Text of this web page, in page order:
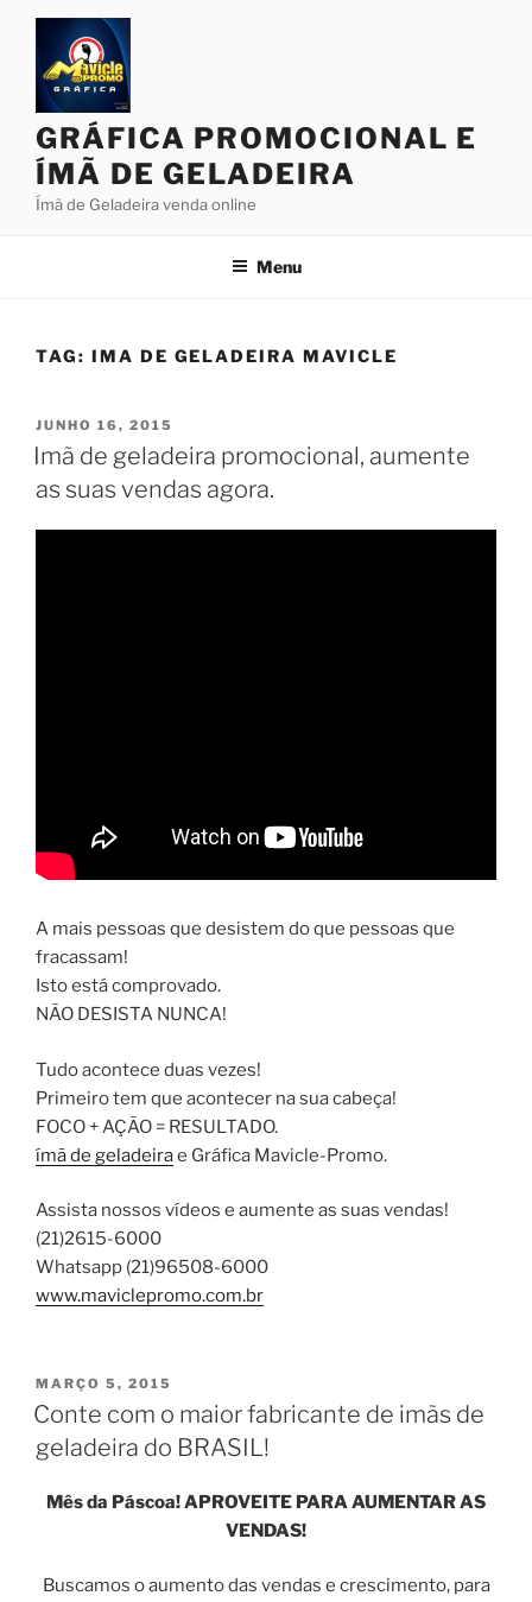
Pular
conteúdo
GRÁFICA PROMOCIONAL E
ÍMÃ DE GELADEIRA
Ímã de Geladeira venda online
Menu
TAG: IMA DE GELADEIRA MAVICLE
PUBLICADO
EM
JUNHO 16, 2015
Imã de geladeira promocional, aumente
as suas vendas agora.
A mais pessoas que desistem do que pessoas que
fracassam!
Isto está comprovado.
NÃO DESISTA NUNCA!
Tudo acontece duas vezes!
Primeiro tem que acontecer na sua cabeça!
FOCO + AÇÃO = RESULTADO.
ímã de geladeirae Gráfica Mavicle-Promo.
Assista nossos vídeos e aumente as suas vendas!
(21)2615-6000
Whatsapp (21)96508-6000
www.maviclepromo.com.br
PUBLICADO
EM
MARÇO 5, 2015
Conte com o maior fabricante de imãs de
geladeira do BRASIL!
Mês da Páscoa! APROVEITE PARA AUMENTAR AS
VENDAS!
Buscamos o aumento das vendas e crescimento, para